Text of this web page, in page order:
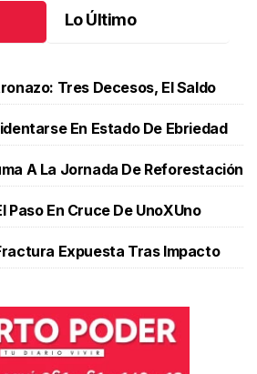
Lo Último
Tres Decesos, El Saldo
En Estado De Ebriedad
A La Jornada De Reforestación
Paso En Cruce De UnoXUno
Expuesta Tras Impacto